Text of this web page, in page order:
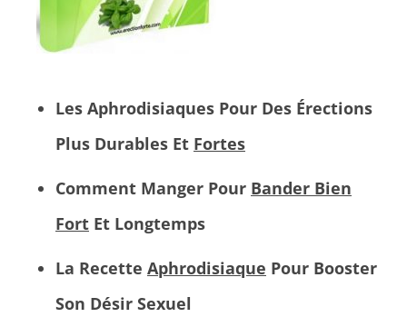
Les Aphrodisiaques Pour Des Érections
Plus Durables Et Fortes
Comment Manger Pour Bander Bien
Fort Et Longtemps
La Recette Aphrodisiaque Pour Booster
Son Désir Sexuel